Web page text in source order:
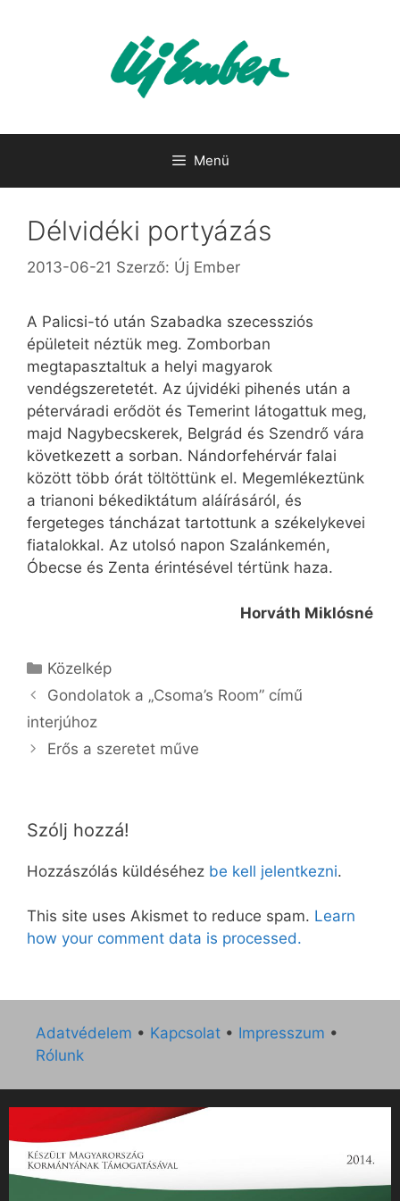
Menü
Délvidéki portyázás
2013-06-21 Szerző: Új Ember
A Palicsi-tó után Szabadka szecessziós
épületeit néztük meg. Zomborban
megtapasztaltuk a helyi magyarok
vendégszeretetét. Az újvidéki pihenés után a
péterváradi erődöt és Temerint látogattuk meg,
majd Nagybecskerek, Belgrád és Szendrő vára
következett a sorban. Nándorfehérvár falai
között több órát töltöttünk el. Megemlékeztünk
a trianoni békediktátum aláírásáról, és
fergeteges táncházat tartottunk a székelykevei
fiatalokkal. Az utolsó napon Szalánkemén,
Óbecse és Zenta érintésével tértünk haza.
Horváth Miklósné
Kategória
Közelkép
Gondolatok a „Csoma’s Room” című
interjúhoz
Erős a szeretet műve
Szólj hozzá!
Hozzászólás küldéséhez be kell jelentkezni.
This site uses Akismet to reduce spam. Learn
how your comment data is processed.
Adatvédelem • Kapcsolat • Impresszum •
Rólunk